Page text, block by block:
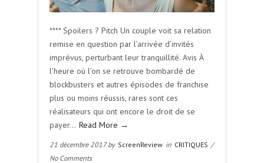
**** Spoilers ? Pitch Un couple voit sa relation
remise en question par l’arrivée d’invités
imprévus, perturbant leur tranquillité. Avis À
l’heure où l’on se retrouve bombardé de
blockbusters et autres épisodes de franchise
plus ou moins réussis, rares sont ces
réalisateurs qui ont encore le droit de se
payer… Read More →
21 décembre 2017 by ScreenReview in CRITIQUES /
No Comments